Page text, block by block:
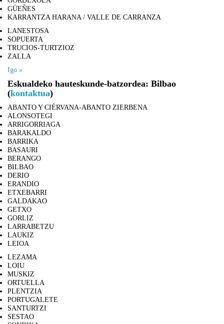
GÜEÑES
KARRANTZA HARANA / VALLE DE CARRANZA
LANESTOSA
SOPUERTA
TRUCIOS-TURTZIOZ
ZALLA
Igo »
Eskualdeko hauteskunde-batzordea: Bilbao
(kontaktua)
ABANTO Y CIÉRVANA-ABANTO ZIERBENA
ALONSOTEGI
ARRIGORRIAGA
BARAKALDO
BARRIKA
BASAURI
BERANGO
BILBAO
DERIO
ERANDIO
ETXEBARRI
GALDAKAO
GETXO
GORLIZ
LARRABETZU
LAUKIZ
LEIOA
LEZAMA
LOIU
MUSKIZ
ORTUELLA
PLENTZIA
PORTUGALETE
SANTURTZI
SESTAO